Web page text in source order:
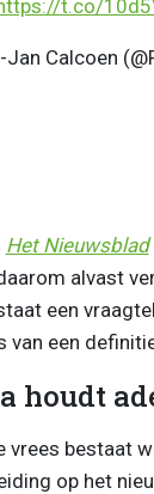
t.co/
Calcoen
Het Nieuwsblad
alvast
een
van een
houdt
vrees bestaat
op het